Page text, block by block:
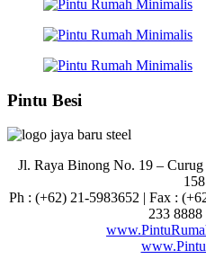
Pintu Besi
Jl. Raya Binong No. 19 – Curug
Ph : (+62) 21-5983652 | Fax :
233